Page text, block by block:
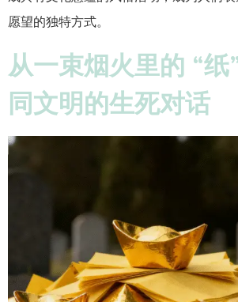
愿望的独特方式。
从一束烟火里的 “纸
同文明的生死对话​